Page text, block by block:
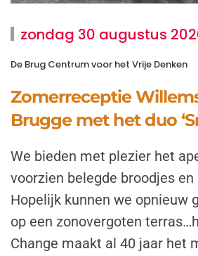
zondag 30 augustus
De Brug Centrum voor het Vrije Denken
Zomerreceptie
Brugge met het duo
We bieden met plezier het
voorzien belegde broodjes
Hopelijk kunnen we opnieuw
op een zonovergoten
Change maakt al 40 jaar het